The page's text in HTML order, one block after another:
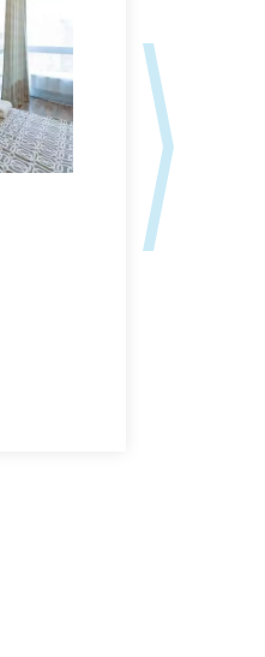
Сдаетcя квaртиpа
ул.Полины Осипенко,
2+2